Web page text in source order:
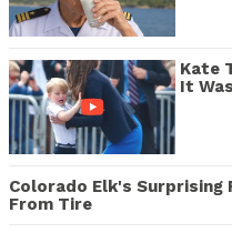
Kate
It
Colorado Elk's Surprising
From Tire